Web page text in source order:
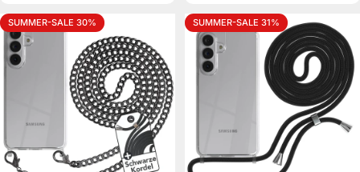
SUMMER-SALE 30% SUMMER-SALE 31%